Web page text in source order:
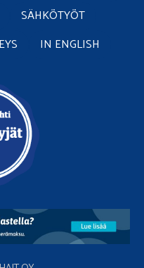
SÄHKÖTYÖT
IN ENGLISH